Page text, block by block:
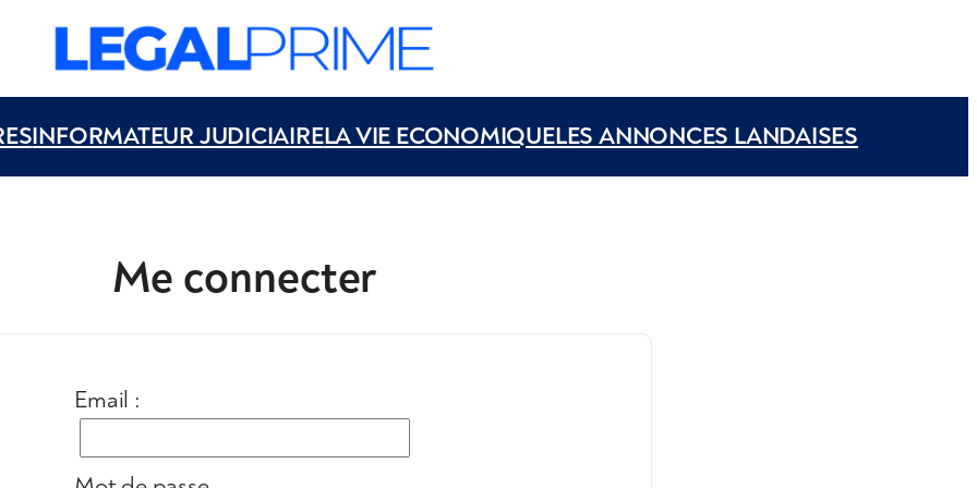
INFORMATEUR JUDICIAIRELA VIE ECONOMIQUELES ANNONCES LANDAISES
Me connecter
Email :